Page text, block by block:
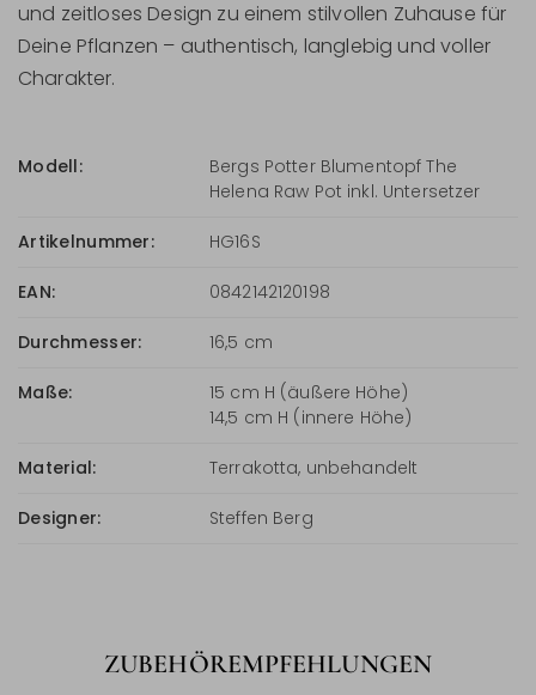
und zeitloses Design zu einem stilvollen Zuhause für
Deine Pflanzen – authentisch, langlebig und voller
Charakter.
Modell:
Bergs Potter Blumentopf The
Helena Raw Pot inkl. Untersetzer
Artikelnummer: HG16S
EAN: 0842142120198
Durchmesser: 16,5 cm
Maße:
15 cm H (äußere Höhe)
14,5 cm H (innere Höhe)
Material: Terrakotta, unbehandelt
Designer: Steffen Berg
ZUBEHÖREMPFEHLUNGEN